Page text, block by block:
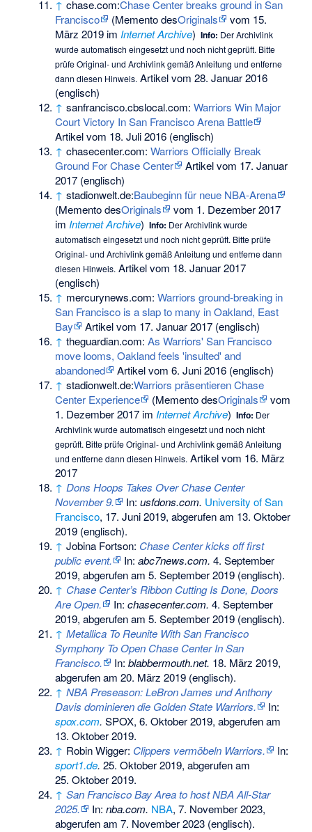
↑ chase.com:Chase Center breaks ground in San
Francisco
(MementodesOriginals
vom 15.
März 2019 im Internet Archive) Info: Der Archivlink
wurde automatisch eingesetzt und noch nicht geprüft. Bitte
prüfe Original- und Archivlink gemäßAnleitung und entferne
dann diesen Hinweis. Artikel vom 28. Januar 2016
(englisch)
↑ sanfrancisco.cbslocal.com:Warriors Win Major
Court Victory In San Francisco Arena Battle
Artikel vom 18. Juli 2016 (englisch)
↑ chasecenter.com:Warriors Officially Break
Ground For Chase Center
Artikel vom 17. Januar
2017 (englisch)
↑ stadionwelt.de:Baubeginn für neue NBA-Arena
(MementodesOriginals
vom 1. Dezember 2017
im Internet Archive) Info: Der Archivlink wurde
automatisch eingesetzt und noch nicht geprüft. Bitte prüfe
Original- und Archivlink gemäßAnleitung und entferne dann
diesen Hinweis. Artikel vom 18. Januar 2017
(englisch)
↑ mercurynews.com:Warriors ground-breaking in
San Francisco is a slap to many in Oakland, East
Bay
Artikel vom 17. Januar 2017 (englisch)
↑ theguardian.com:As Warriors' San Francisco
move looms, Oakland feels 'insulted' and
abandoned
Artikel vom 6. Juni 2016 (englisch)
↑ stadionwelt.de:Warriors präsentieren Chase
Center Experience
(MementodesOriginals
vom
1. Dezember 2017 im Internet Archive) Info: Der
Archivlink wurde automatisch eingesetzt und noch nicht
geprüft. Bitte prüfe Original- und Archivlink gemäßAnleitung
und entferne dann diesen Hinweis. Artikel vom 16. März
2017
↑ Dons Hoops Takes Over Chase Center
November 9.
In:usfdons.com. University of San
Francisco, 17. Juni 2019, abgerufen am 13. Oktober
2019 (englisch).
↑ Jobina Fortson: Chase Center kicks off first
public event.
In:abc7news.com. 4. September
2019, abgerufen am 5. September 2019 (englisch).
↑ Chase Center’s Ribbon Cutting Is Done, Doors
Are Open.
In:chasecenter.com. 4. September
2019, abgerufen am 5. September 2019 (englisch).
↑ Metallica To Reunite With San Francisco
Symphony To Open Chase Center In San
Francisco.
In:blabbermouth.net. 18. März 2019,
abgerufen am 20. März 2019 (englisch).
↑ NBA Preseason: LeBron James und Anthony
Davis dominieren die Golden State Warriors.
In:
spox.com. SPOX, 6. Oktober 2019, abgerufen am
13. Oktober 2019.
↑ Robin Wigger: Clippers vermöbeln Warriors.
In:
sport1.de. 25. Oktober 2019, abgerufen am
25. Oktober 2019.
↑ San Francisco Bay Area to host NBA All-Star
2025.
In:nba.com. NBA, 7. November 2023,
abgerufen am 7. November 2023 (englisch).